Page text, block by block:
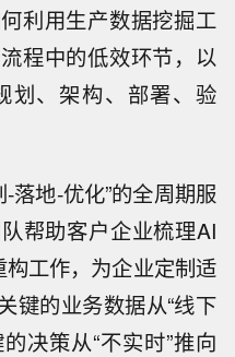
利用生产数据挖掘工
程中的低效环节，以
划、架构、部署、验
落地-优化”的全周期服
帮助客户企业梳理AI
构工作，为企业定制适
键的业务数据从“线下
决策从“不实时”推向